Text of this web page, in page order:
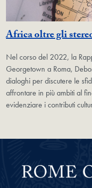
Africa oltre gli
Nel corso del 2022, la
Georgetown a Roma,
dialoghi per discutere le
affrontare in più ambiti al
evidenziare i contributi